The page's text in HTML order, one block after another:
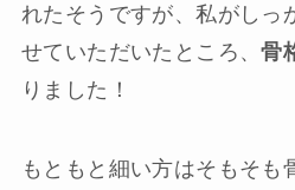
れたそうですが、私がしっ
せていただいたところ、骨
りました！
もともと細い方はそもそも